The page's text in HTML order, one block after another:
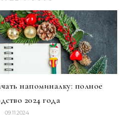
напоминалку: полное
2024 года
09.11.2024